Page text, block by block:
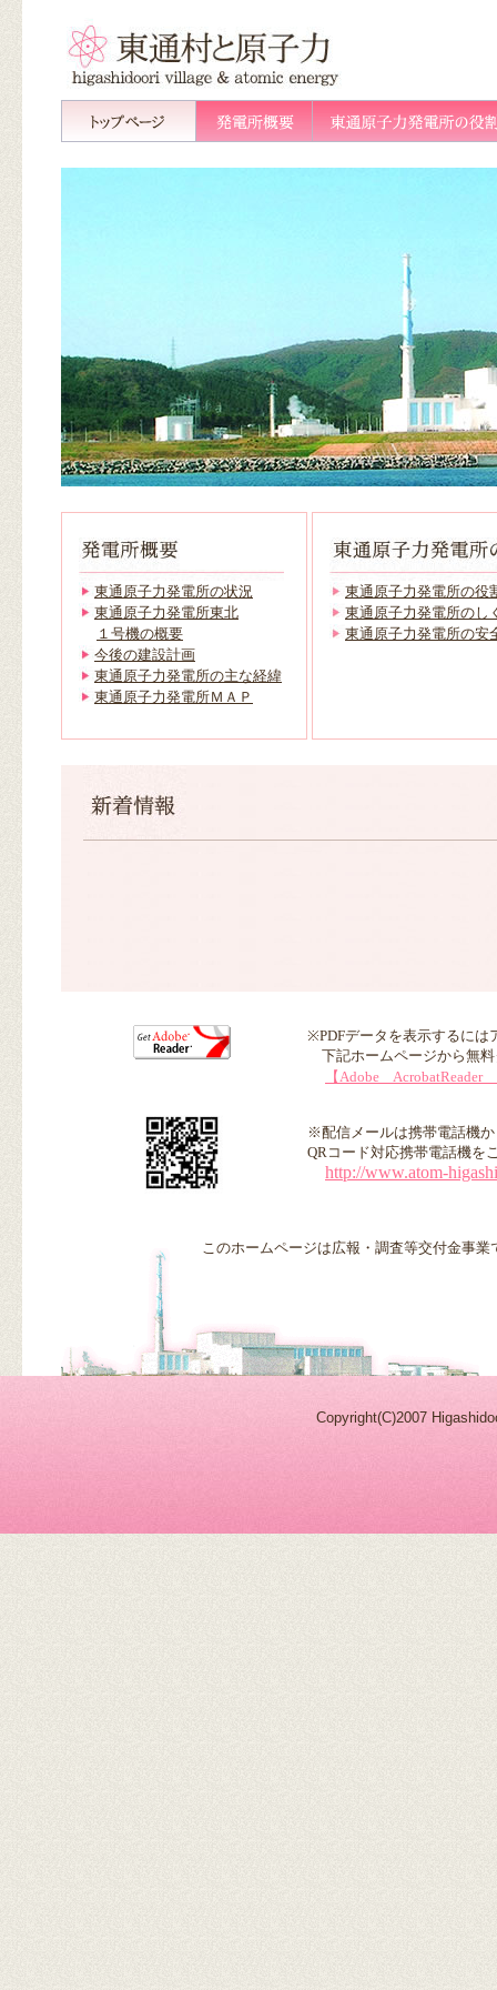
東通原子力発電所の状況
東通原子力発電所東北
１号機の概要
今後の建設計画
東通原子力発電所の主な経緯
東通原子力発電所ＭＡＰ
東通原子力発電所の役
東通原子力発電所のし
東通原子力発電所の安
※PDFデータを表示するには
下記ホームページから無
【Adobe AcrobatReader
※配信メールは携帯電話機
QRコード対応携帯電話機を
http://www.atom-
このホームページは広報・調査等交付金事
Copyright(C)2007